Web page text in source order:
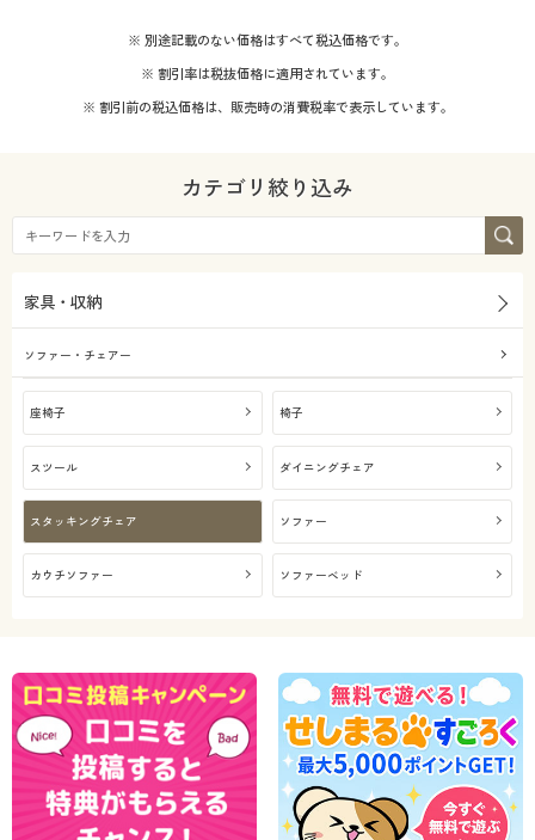
ご利用ガイド
※ 別途記載のない価格はすべて税込価格です。
※ 割引率は税抜価格に適用されています。
※ 割引前の税込価格は、販売時の消費税率で表示しています。
カテゴリ絞り込み
家具・収納
ソファー・チェアー
座椅子 椅子
スツール ダイニングチェア
スタッキングチェア ソファー
カウチソファー ソファーベッド